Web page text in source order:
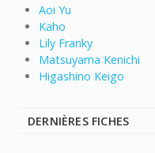
Aoi Yu
Kaho
Lily Franky
Matsuyama Kenichi
Higashino Keigo
DERNIÈRES FICHES